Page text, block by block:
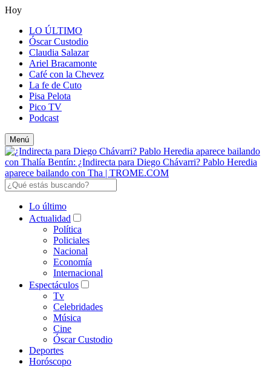
Hoy
LO ÚLTIMO
Óscar Custodio
Claudia Salazar
Ariel Bracamonte
Café con la Chevez
La fe de Cuto
Pisa Pelota
Pico TV
Podcast
Menú
Lo último
Actualidad
Política
Policiales
Nacional
Economía
Internacional
Espectáculos
Tv
Celebridades
Música
Cine
Óscar Custodio
Deportes
Horóscopo